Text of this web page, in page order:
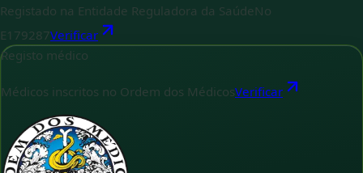
Registado na Entidade Reguladora da Saúde No
E179287Verificar
Registo médico
Médicos inscritos no Ordem dos MédicosVerificar